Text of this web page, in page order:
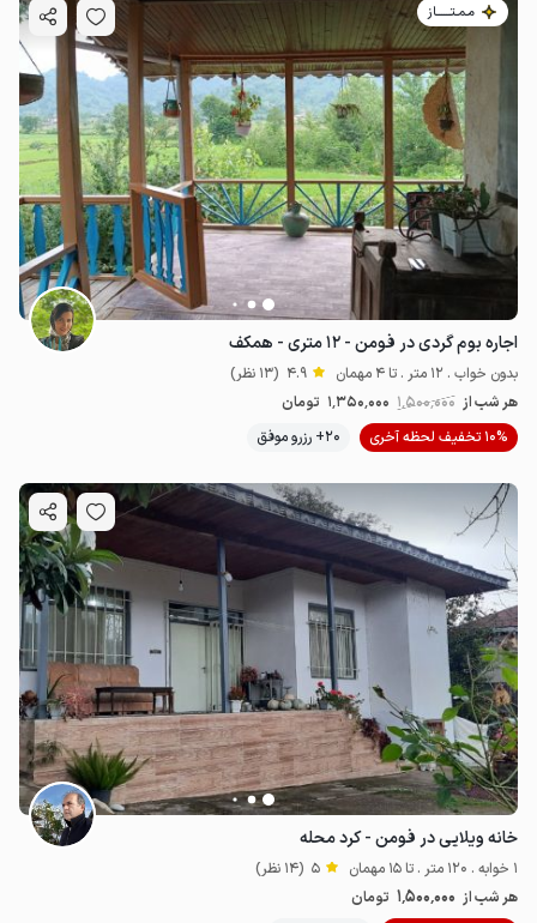
مـمـتــــــاز
اجاره بوم گردی در فومن - ۱۲ متری - همکف
بدون خواب . 12 متر . تا 4 مهمان 4.9 (13 نظر)
هر شب از 1٬500٬000 1٬350٬000 تومان
10% تخفیف لحظه آخری
20+ رزرو موفق
خانه ویلایی در فومن - کرد محله
1 خوابه . 120 متر . تا 15 مهمان 5 (14 نظر)
هر شب از 1٬500٬000 تومان